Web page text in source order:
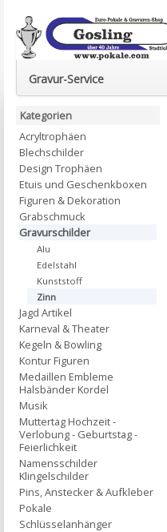
Euro-Pokale & Gravur-
Gravur-Service
Kategorien
Acryltrophäen
Blechschilder
Design Trophäen
Etuis und Geschenkboxen
Figuren & Dekoration
Grabschmuck
Gravurschilder
Alu
Edelstahl
Kunststoff
Zinn
Jagd Artikel
Karneval & Theater
Kegeln & Bowling
Kontur Figuren
Medaillen Embleme
Halsbänder Kordel
Musik
Muttertag Hochzeit -
Verlobung - Geburtstag -
Feierlichkeit
Namensschilder
Klingelschilder
Pins, Anstecker & Aufkleber
Pokale
Schlüsselanhänger